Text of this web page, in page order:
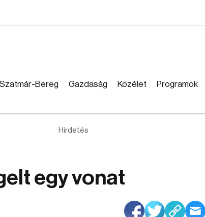
Bereg Gazdaság Közélet Programok
Hirdetés
egy vonat